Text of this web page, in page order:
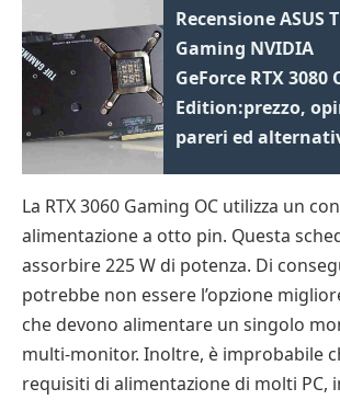
Recensione ASUS
Gaming NVIDIA
GeForce RTX 3080
Edition:prezzo,
pareri ed
La RTX 3060 Gaming OC utilizza un
alimentazione a otto pin. Questa
assorbire 225 W di potenza. Di
potrebbe non essere l’opzione
che devono alimentare un singolo
multi-monitor. Inoltre, è improbabile
requisiti di alimentazione di molti PC,